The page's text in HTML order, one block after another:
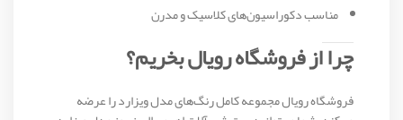
مناسب دکوراسیون‌های کلاسیک و مدرن
چرا از فروشگاه رویال بخریم؟
فروشگاه رویال مجموعه کامل رنگ‌های مدل ویزارد را عرضه